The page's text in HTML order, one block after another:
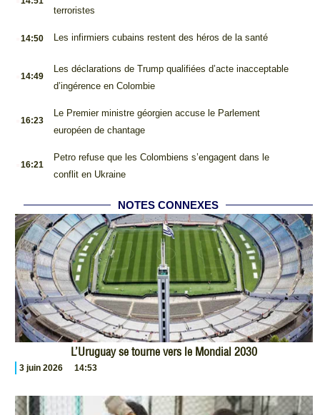
terroristes
14:50 Les infirmiers cubains restent des héros de la santé
14:49
Les déclarations de Trump qualifiées d’acte inacceptable
d’ingérence en Colombie
16:23
Le Premier ministre géorgien accuse le Parlement
européen de chantage
16:21
Petro refuse que les Colombiens s’engagent dans le
conflit en Ukraine
NOTES CONNEXES
L’Uruguay se tourne vers le Mondial 2030
3 juin 2026 14:53